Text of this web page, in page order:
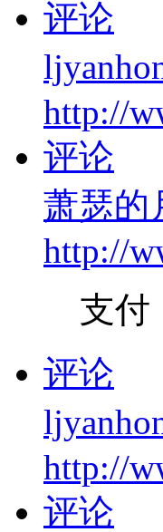
评论
http://
评论
萧瑟的
http://
支付
评论
http://
评论